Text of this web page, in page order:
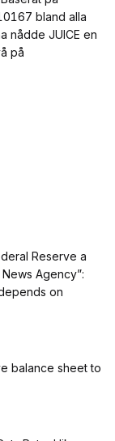
bland alla
nådde JUICE en
på
Reserve a
Agency”:
on
balance sheet to